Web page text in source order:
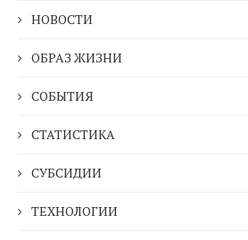
НОВОСТИ
ОБРАЗ ЖИЗНИ
СОБЫТИЯ
СТАТИСТИКА
СУБСИДИИ
ТЕХНОЛОГИИ